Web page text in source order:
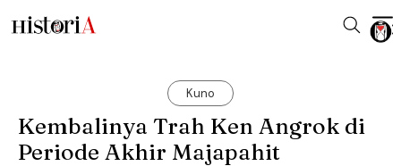
Kuno
Kembalinya Trah Ken Angrok di
Periode Akhir Majapahit